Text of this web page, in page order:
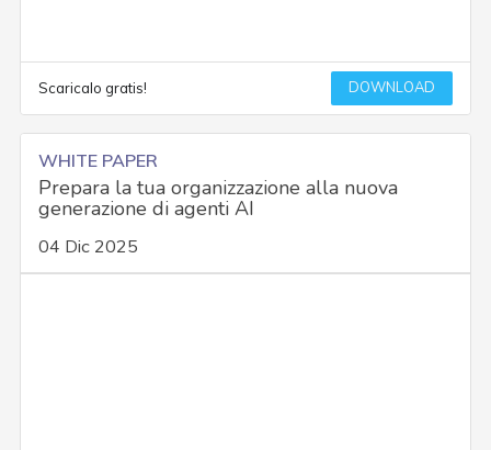
Scaricalo gratis! DOWNLOAD
WHITE PAPER
Prepara la tua organizzazione alla nuova
generazione di agenti AI
04 Dic 2025